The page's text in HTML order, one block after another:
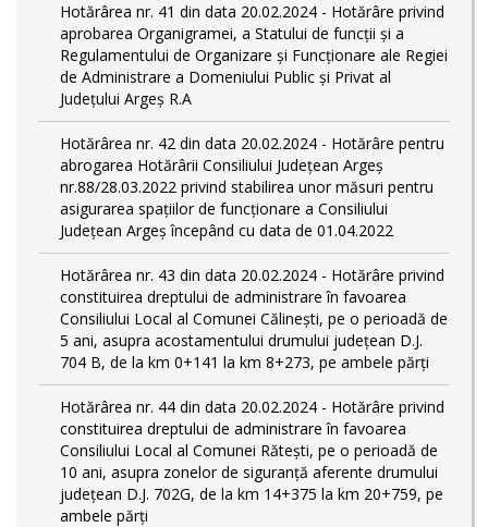
Hotărârea nr. 41 din data 20.02.2024 - Hotărâre privind
aprobarea Organigramei, a Statului de funcţii și a
Regulamentului de Organizare și Funcționare ale Regiei
de Administrare a Domeniului Public și Privat al
Județului Argeș R.A
Hotărârea nr. 42 din data 20.02.2024 - Hotărâre pentru
abrogarea Hotărârii Consiliului Județean Argeș
nr.88/28.03.2022 privind stabilirea unor măsuri pentru
asigurarea spațiilor de funcționare a Consiliului
Județean Argeș începând cu data de 01.04.2022
Hotărârea nr. 43 din data 20.02.2024 - Hotărâre privind
constituirea dreptului de administrare în favoarea
Consiliului Local al Comunei Călinești, pe o perioadă de
5 ani, asupra acostamentului drumului județean D.J.
704 B, de la km 0+141 la km 8+273, pe ambele părți
Hotărârea nr. 44 din data 20.02.2024 - Hotărâre privind
constituirea dreptului de administrare în favoarea
Consiliului Local al Comunei Rătești, pe o perioadă de
10 ani, asupra zonelor de siguranță aferente drumului
județean D.J. 702G, de la km 14+375 la km 20+759, pe
ambele părți